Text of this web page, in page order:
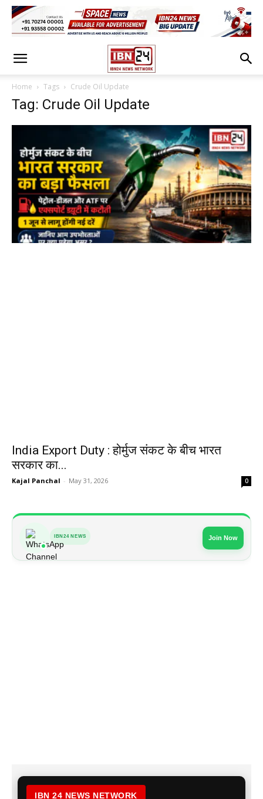
Home Tags Crude Oil Update
Tag: Crude Oil Update
India Export Duty : होर्मुज संकट के बीच भारत
सरकार का...
Kajal Panchal - May 31, 2026 0
IBN24 NEWS Join Now
IBN 24 NEWS NETWORK